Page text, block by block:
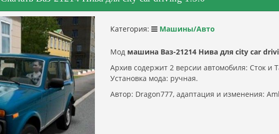
Категория: Машины/Авто
Мод машина Ваз-21214 Нива для city car
Архив содержит 2 версии автомобиля: Сток и
Установка мода: ручная.
Автор: Dragon777, адаптация и изменения: